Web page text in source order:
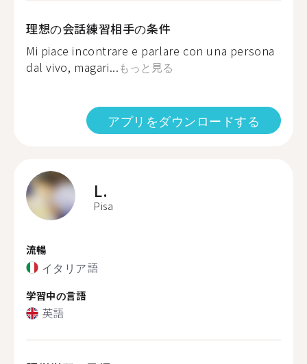
理想の会話練習相手の条件
Mi piace incontrare e parlare con una persona
dal vivo, magari...もっと見る
アプリをダウンロードする
L.
Pisa
流暢
イタリア語
学習中の言語
英語